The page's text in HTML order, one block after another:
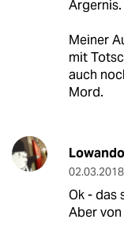
Ärgernis.
Meiner
mit
auch
Mord.
02.03.2018
Ok - das
Aber